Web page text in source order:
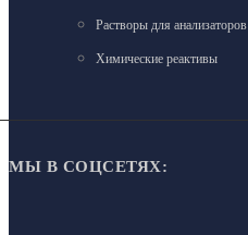
Растворы для анализаторов
Химические реактивы
МЫ В СОЦСЕТЯХ: